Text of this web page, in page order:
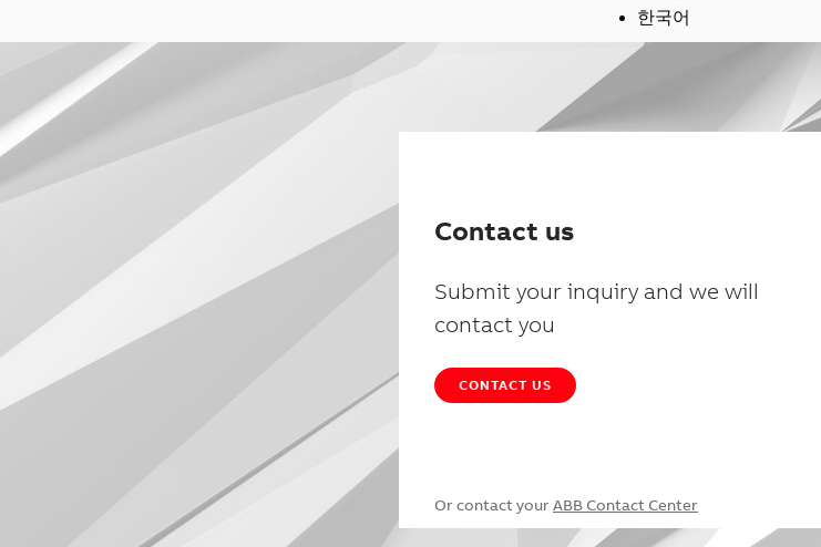
한국어
Contact us
Submit your inquiry and we will
contact you
CONTACT US
Or contact your ABB Contact Center